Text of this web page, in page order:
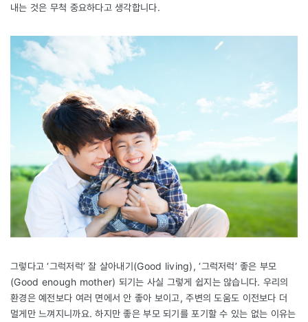
내는 것은 무척 중요하다고 생각합니다.
그렇다고 ‘그럭저럭’ 잘 살아내기(Good living), ‘그럭저럭’ 좋은 부모
(Good enough mother) 되기는 사실 그렇게 쉽지는 않습니다. 우리의
환경은 예전보다 여러 면에서 안 좋아 보이고, 주변의 도움도 이전보다 더
멀게만 느껴지니까요. 하지만 좋은 부모 되기를 포기할 수 있는 없는 이유는